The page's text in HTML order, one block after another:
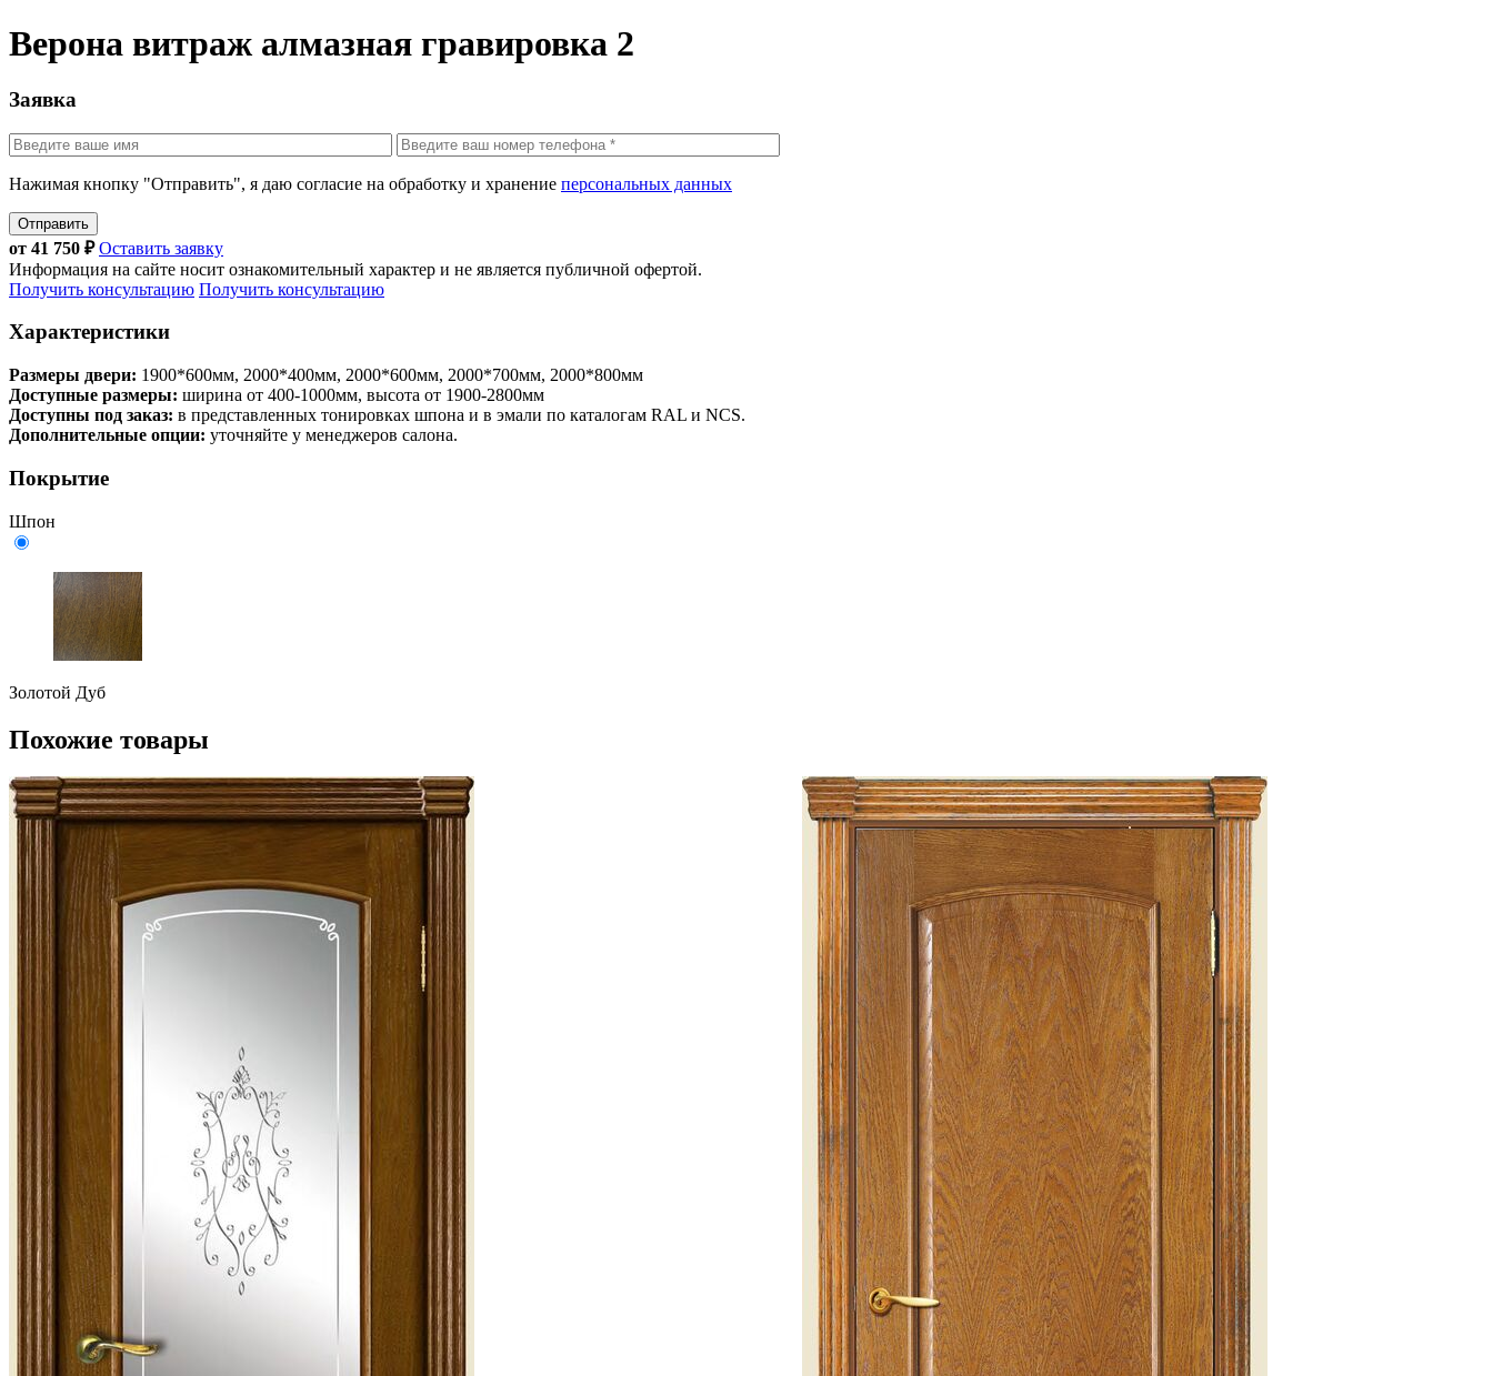
Верона витраж алмазная гравировка 2
Заявка
Нажимая кнопку "Отправить", я даю согласие на обработку и хранение персональных данных
Отправить
от 41 750 ₽Оставить заявку
Информация на сайте носит ознакомительный характер и не является публичной офертой.
Получить консультацию Получить консультацию
Характеристики
Размеры двери: 1900*600мм, 2000*400мм, 2000*600мм, 2000*700мм, 2000*800мм
Доступные размеры: ширина от 400-1000мм, высота от 1900-2800мм
Доступны под заказ: в представленных тонировках шпона и в эмали по каталогам RAL и NCS.
Дополнительные опции: уточняйте у менеджеров салона.
Покрытие
Шпон
Золотой Дуб
Похожие товары